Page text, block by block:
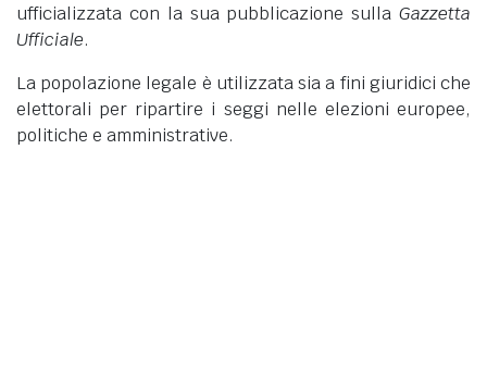
ufficializzata con la sua pubblicazione sulla Gazzetta
Ufficiale.
La popolazione legale è utilizzata sia a fini giuridici che
elettorali per ripartire i seggi nelle elezioni europee,
politiche e amministrative.